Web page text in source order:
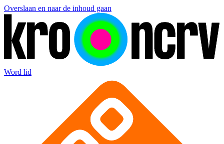
Overslaan en naar de inhoud gaan
Word lid